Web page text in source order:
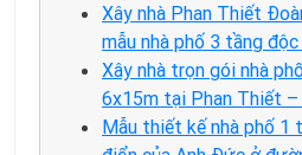
Xây nhà Phan Thiết
mẫu nhà phố 3 tầng
Xây nhà trọn gói nhà
6x15m tại Phan Thiết –
Mẫu thiết kế nhà phố 1